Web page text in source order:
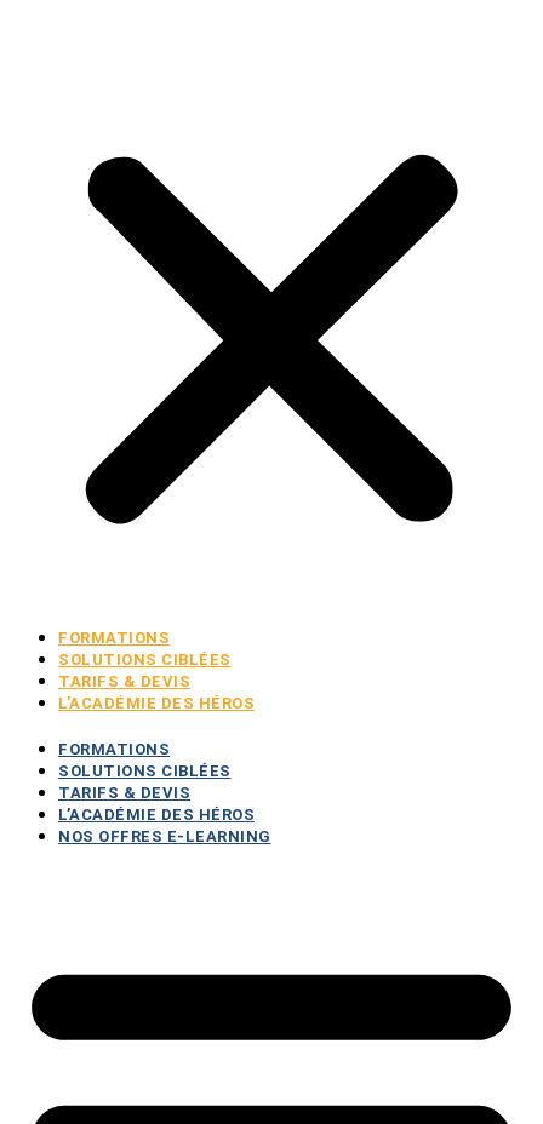
FORMATIONS
SOLUTIONS CIBLÉES
TARIFS & DEVIS
L’ACADÉMIE DES HÉROS
FORMATIONS
SOLUTIONS CIBLÉES
TARIFS & DEVIS
L’ACADÉMIE DES HÉROS
NOS OFFRES E-LEARNING